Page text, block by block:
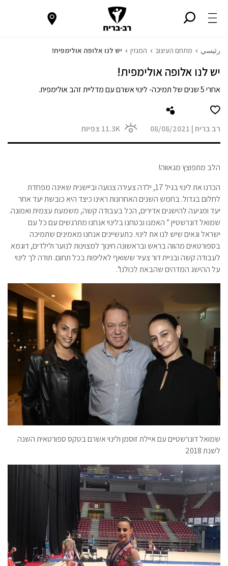
رئيسي מתחם העיצוב המגזין יש לנו אלופה אולימפית!
יש לנו אלופה אולימפית!
אחרי 5 שנים של תמיכה- לינוי אשרם עם מדליית זהב אולימפית.
רב בריח |
08/08/2021
11.3K צפיות
הלב מתפוצץ מגאווה!
הכרנו את לינוי בגיל 17, ילדה צעירה צנועה וביישנית שאינה מפחדת
לחלום בגדול. בחמש השנים האחרונות ראינו כיצד היא כובשת יעד אחר
יעד ומגיעה להישגים אדירים, הכל בעבודה קשה, משמעת עצמית ואמונה.
שמואל דונרשטיין ” האמנו ובטחנו בלינוי אנחנו מתרגשים עם כל עם
ישראל וגאים שיש לנו את לינוי. כתעשיינים אנחנו מאמינים שתמיכה
בספורטאים מהווה בראש ובראשונה חינוך למצוינות לנוער ולילדים, דוגמא
לעבודה קשה ובניית דור צעיר ששואף לאליפות בכל תחום. תודה לך לינוי
על ההישג המדהים שהבאת לכולנו”.
שמואל דונרשטיים עם איילת זוסמן ולינוי אשרם בטקס ספורטאית השנה
לשנת 2018